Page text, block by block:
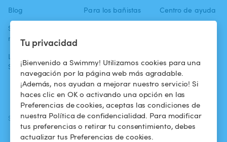
Tu privacidad
¡Bienvenido a Swimmy! Utilizamos cookies para una
navegación por la página web más agradable.
¡Además, nos ayudan a mejorar nuestro servicio! Si
haces clic en OK o activando una opción en las
Preferencias de cookies, aceptas las condiciones de
nuestra Política de confidencialidad. Para modificar
tus preferencias o retirar tu consentimiento, debes
actualizar tus Preferencias de cookies.
Blog
Swimmy en los
medios
La aventura
Swimmy
Para los bañistas
piscina
¿Cómo funciona?
Centro de ayuda
confidencialidad
Aviso legal
SÍGUENOS
Facebook
DESCARGAR LA APP